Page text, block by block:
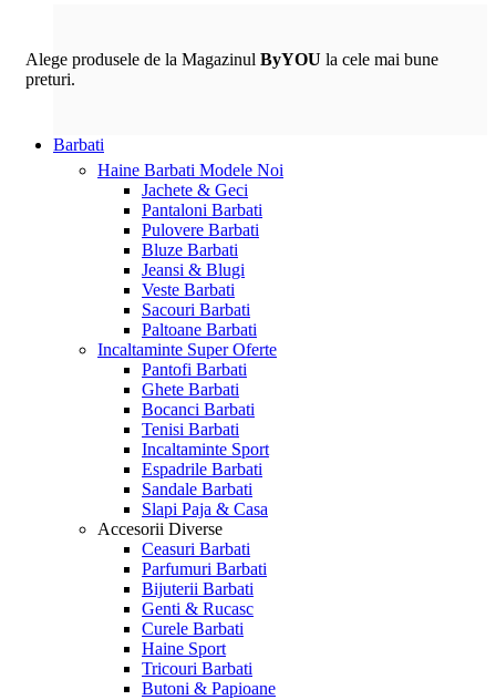
Alege produsele de la Magazinul ByYOU la cele mai bune
preturi.
Barbati
Haine Barbati Modele Noi
Jachete & Geci
Pantaloni Barbati
Pulovere Barbati
Bluze Barbati
Jeansi & Blugi
Veste Barbati
Sacouri Barbati
Paltoane Barbati
Incaltaminte Super Oferte
Pantofi Barbati
Ghete Barbati
Bocanci Barbati
Tenisi Barbati
Incaltaminte Sport
Espadrile Barbati
Sandale Barbati
Slapi Paja & Casa
Accesorii Diverse
Ceasuri Barbati
Parfumuri Barbati
Bijuterii Barbati
Genti & Rucasc
Curele Barbati
Haine Sport
Tricouri Barbati
Butoni & Papioane